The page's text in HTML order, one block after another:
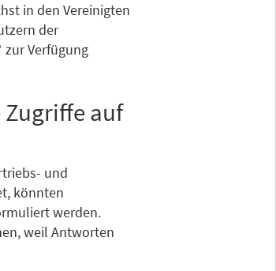
in den Vereinigten
der
zur Verfügung
auf
und
könnten
werden.
weil Antworten